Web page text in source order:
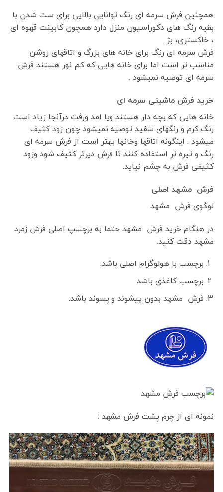
همچنین فرش سرمه ای رنگ توانایی بالایی برای ست شدن با
بقیه رنگ های دکوراسیون منزل دارد همچون کابینت قهوه ای
، خاکستری، بژ
فرش سرمه ای رنگ برای خانه های بزرگ و اتاقهای روشن
مناسب تر است اما برای خانه هایی که کم نور هستند فرش
سرمه ای توصیه نمیشود .
خرید فرش ماشینی سرمه ای
خانه هایی که بچه دار هستند ویا امد ورفت درآنجا زیاد است
رنگ کرم و رنگهای سفید توصیه نمیشود چون زود کثیف
میشود . اینگونه اتاقها وخانها بهتر است از فرش سرمه ای
رنگ و تیره تر استفاده کنند تا فرش دیرتر کثیف شود وزود
کثیفی فرش به چشم نیاید.
فرش مشهد اصلی
لوگوی فرش مشهد
در هنگام خرید فرش مشهد حتما به برچسپ اصلی فرش زمرد
مشهد دقت کنید.
برچسب با هولوگرام اصلی باشد.
برچسب کاغذی باشد.
فرش مشهد بدون پیشوند و پسوند باشد.
نمونه ای از چرم پشت فرش مشهد :